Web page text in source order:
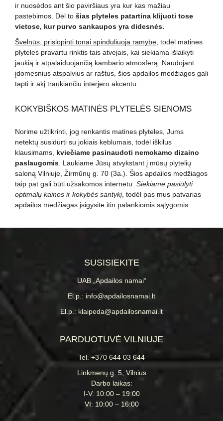
ir nuosėdos ant šio paviršiaus yra kur kas mažiau
pastebimos. Dėl to šias plyteles patartina klijuoti tose
vietose, kur purvo sankaupos yra didesnės.
Švelnūs, prislopinti tonai spinduliuoja ramybe , todėl matines
plyteles pravartu rinktis tais atvejais, kai siekiama išlaikyti
jaukią ir atpalaiduojančią kambario atmosferą. Naudojant
įdomesnius atspalvius ar raštus, šios apdailos medžiagos gali
tapti ir akį traukiančiu interjero akcentu.
KOKYBIŠKOS MATINĖS PLYTELĖS SIENOMS
Norime užtikrinti, jog renkantis matines plyteles, Jums
netektų susidurti su jokiais keblumais, todėl iškilus
klausimams, kviečiame pasinaudoti nemokamo dizaino
paslaugomis . Laukiame Jūsų atvykstant į mūsų plytelių
saloną Vilniuje, Žirmūnų g. 70 (3a.). Šios apdailos medžiagos
taip pat gali būti užsakomos internetu. Siekiame pasiūlyti
optimalų kainos ir kokybės santykį, todėl pas mus patvarias
apdailos medžiagas įsigysite itin palankiomis sąlygomis.
SUSISIEKITE
UAB „Apdailos namai“
El.p.: info@apdailosnamai.lt
El.p.: klaipeda@apdailosnamai.lt
PARDUOTUVĖ VILNIUJE
Tel. +370 644 03 644
Linkmenų g. 5, Vilnius
Darbo laikas:
I-V: 10:00 – 19:00
VI: 10:00 – 16:00